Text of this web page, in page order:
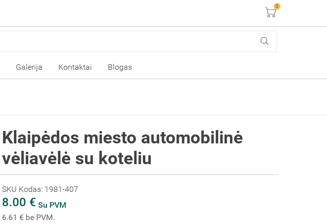
Krepšelis
0
Galerija Kontaktai Blogas
Klaipėdos miesto automobilinė
vėliavėlė su koteliu
SKU Kodas: 1981-407
8.00 € Su PVM
6.61 € be PVM.